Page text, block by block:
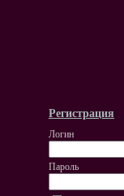
Регистрация
Логин
Пароль